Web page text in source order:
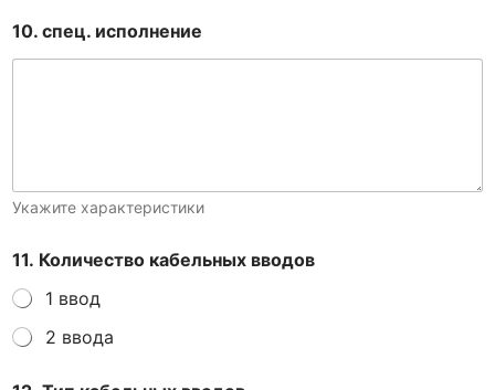
10. спец. исполнение
Укажите характеристики
11. Количество кабельных вводов
1 ввод
2 ввода